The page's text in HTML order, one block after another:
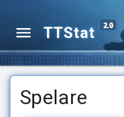
TTStat 2.0
Spelare